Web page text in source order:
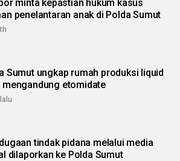
minta kepastian hukum kasus
penelantaran anak di Polda Sumut
Sumut ungkap rumah produksi liquid
mengandung etomidate
tindak pidana melalui media
dilaporkan ke Polda Sumut